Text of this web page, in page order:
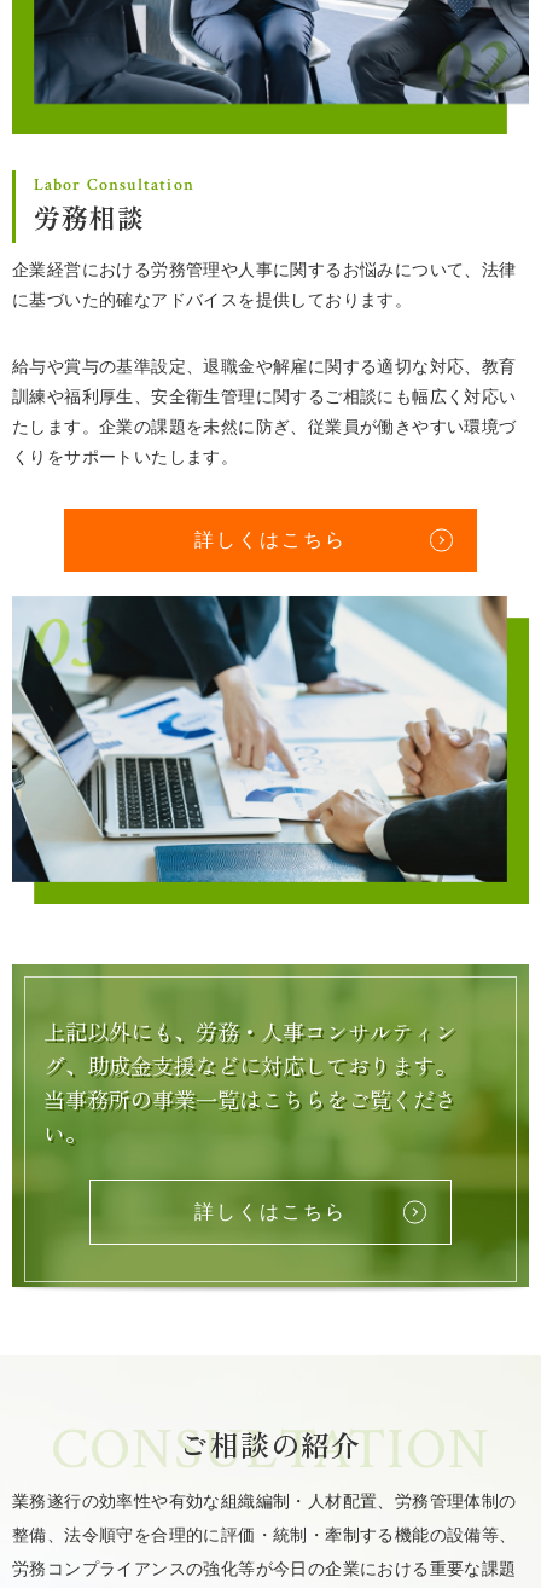
Labor Consultation
労務相談
企業経営における労務管理や人事に関するお悩みについて、法律
に基づいた的確なアドバイスを提供しております。
給与や賞与の基準設定、退職金や解雇に関する適切な対応、教育
訓練や福利厚生、安全衛生管理に関するご相談にも幅広く対応い
たします。企業の課題を未然に防ぎ、従業員が働きやすい環境づ
くりをサポートいたします。
詳しくはこちら
上記以外にも、労務・人事コンサルティン
グ、助成金支援などに対応しております。
当事務所の事業一覧はこちらをご覧くださ
い。
詳しくはこちら
CONSULTATION
ご相談の紹介
業務遂行の効率性や有効な組織編制・人材配置、労務管理体制の
整備、法令順守を合理的に評価・統制・牽制する機能の設備等、
労務コンプライアンスの強化等が今日の企業における重要な課題